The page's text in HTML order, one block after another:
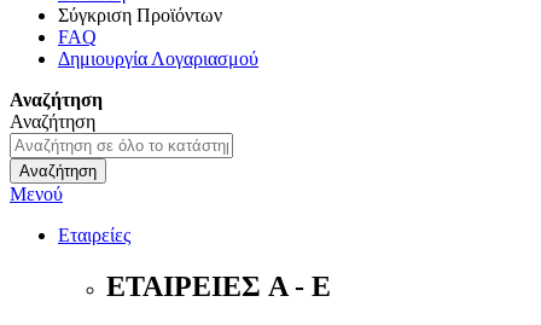
Σύγκριση Προϊόντων
FAQ
Δημιουργία Λογαριασμού
Αναζήτηση
Αναζήτηση
Αναζήτηση
Μενού
Εταιρείες
ΕΤΑΙΡΕΙΕΣ A - E